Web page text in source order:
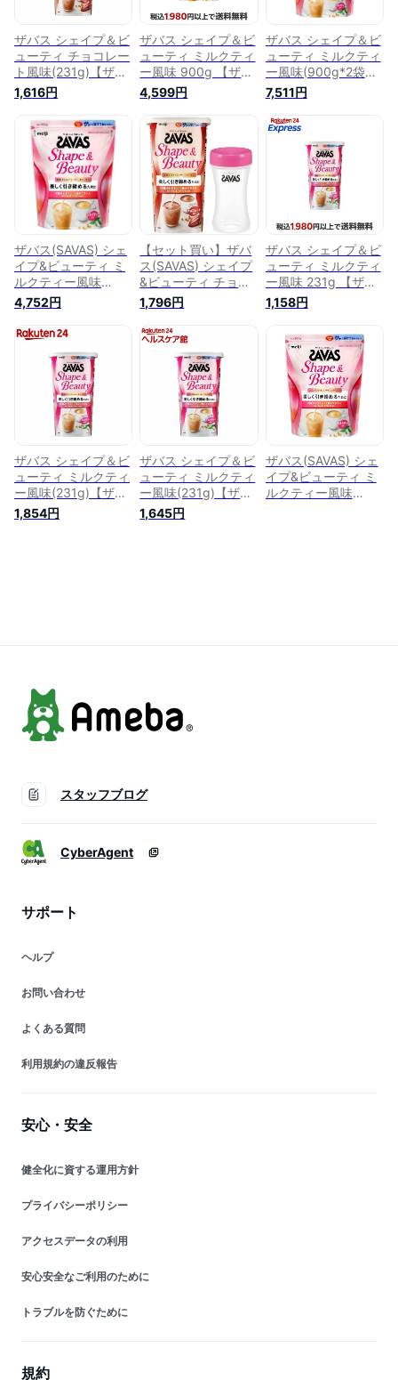
ザバス シェイプ＆ビ
ューティ チョコレー
ト風味(231g)【ザバ
ス(SAVAS)】
1,616円
ザバス シェイプ＆ビ
ューティ ミルクティ
ー風味 900g 【ザバ
ス(SAVAS)】
4,599円
ザバス シェイプ＆ビ
ューティ ミルクティ
ー風味(900g*2袋セ
ット)【ザバス
(SAVAS)】
7,511円
ザバス(SAVAS) シェ
イプ&ビューティ ミ
ルクティー風味
900g - 明治
4,752円
【セット買い】ザバ
ス(SAVAS) シェイプ
&ビューティ チョコ
レート風味 231g +
ザバス プロテインシ
ェイカー(350ml)
1,796円
ザバス シェイプ＆ビ
ューティ ミルクティ
ー風味 231g 【ザバ
ス(SAVAS)】
1,158円
ザバス シェイプ＆ビ
ューティ ミルクティ
ー風味(231g)【ザバ
ス(SAVAS)】
1,854円
ザバス シェイプ＆ビ
ューティ ミルクティ
ー風味(231g)【ザバ
ス(SAVAS)】
1,645円
ザバス(SAVAS) シェ
イプ&ビューティ ミ
ルクティー風味
スタッフブログ
CyberAgent
サポート
ヘルプ
お問い合わせ
よくある質問
利用規約の違反報告
安心・安全
健全化に資する運用方針
プライバシーポリシー
アクセスデータの利用
安心安全なご利用のために
トラブルを防ぐために
規約